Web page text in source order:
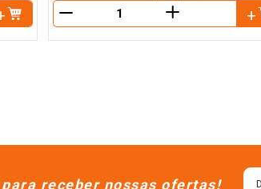
＋
receber nossas ofertas!